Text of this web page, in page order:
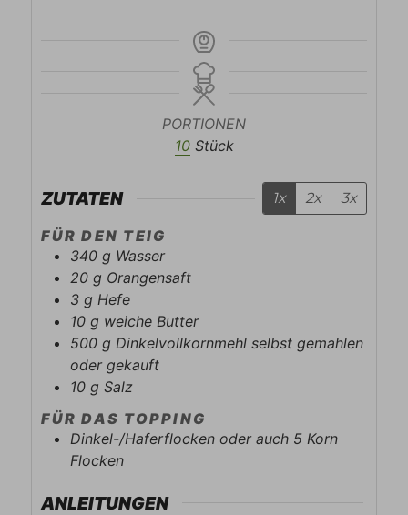
PORTIONEN
10 Stück
ZUTATEN 1x 2x 3x
FÜR DEN TEIG
340 g Wasser
20 g Orangensaft
3 g Hefe
10 g weiche Butter
500 g Dinkelvollkornmehl selbst gemahlen
oder gekauft
10 g Salz
FÜR DAS TOPPING
Dinkel-/Haferflocken oder auch 5 Korn
Flocken
ANLEITUNGEN